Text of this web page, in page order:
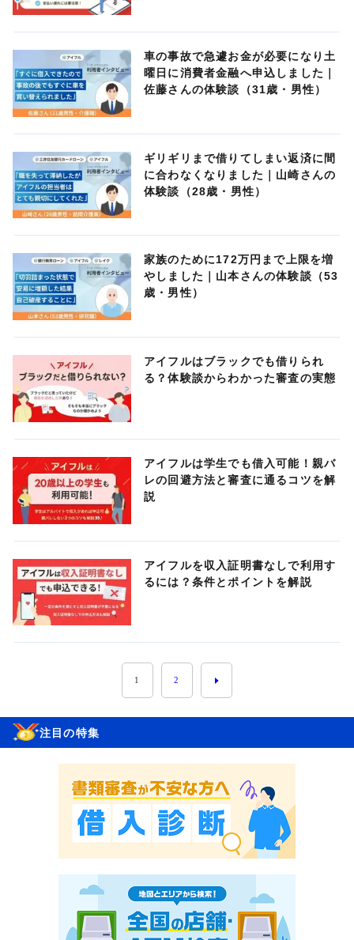
車の事故で急遽お金が必要になり土
曜日に消費者金融へ申込しました｜
佐藤さんの体験談（31歳・男性）
ギリギリまで借りてしまい返済に間
に合わなくなりました｜山崎さんの
体験談（28歳・男性）
家族のために172万円まで上限を増
やしました｜山本さんの体験談（53
歳・男性）
アイフルはブラックでも借りられ
る？体験談からわかった審査の実態
アイフルは学生でも借入可能！親バ
レの回避方法と審査に通るコツを解
説
アイフルを収入証明書なしで利用す
るには？条件とポイントを解説
1 2
注目の特集